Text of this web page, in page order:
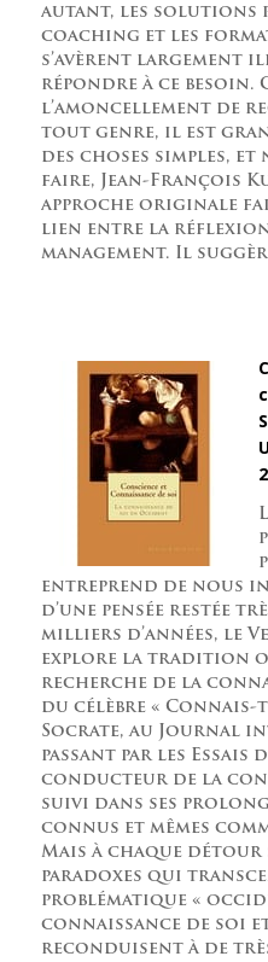
autant, les solutions
coaching et les
s’avèrent largement
répondre à ce besoin.
l’amoncellement de
tout genre, il est
des choses simples,
faire, Jean-François
approche originale
lien entre la
management. Il
entreprend de nous
d’une pensée restée
milliers d’années, le
explore la tradition
recherche de la
du célèbre « Connais-
Socrate, au Journal
passant par les Essais
conducteur de la
suivi dans ses
connus et mêmes
Mais à chaque détour
paradoxes qui
problématique «
connaissance de soi
reconduisent à de